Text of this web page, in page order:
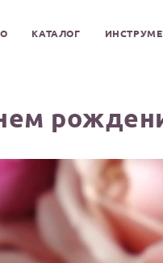
КАТАЛОГ